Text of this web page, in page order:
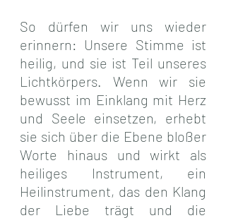
So dürfen wir uns wieder
erinnern: Unsere Stimme ist
heilig, und sie ist Teil unseres
Lichtkörpers. Wenn wir sie
bewusst im Einklang mit Herz
und Seele einsetzen, erhebt
sie sich über die Ebene bloßer
Worte hinaus und wirkt als
heiliges Instrument, ein
Heilinstrument, das den Klang
der Liebe trägt und die